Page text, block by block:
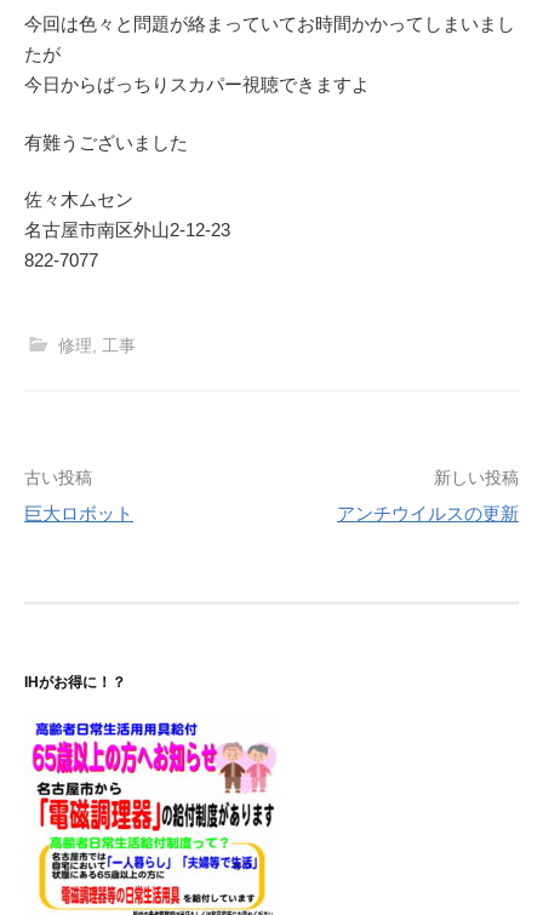
今回は色々と問題が絡まっていてお時間かかってしまいまし
たが
今日からばっちりスカパー視聴できますよ
有難うございました
佐々木ムセン
名古屋市南区外山2-12-23
822-7077
修理 工事
投
稿
シ
ョ
ン
古い投稿
巨大ロボット
新しい投稿
アンチウイルスの更新
IHがお得に！？